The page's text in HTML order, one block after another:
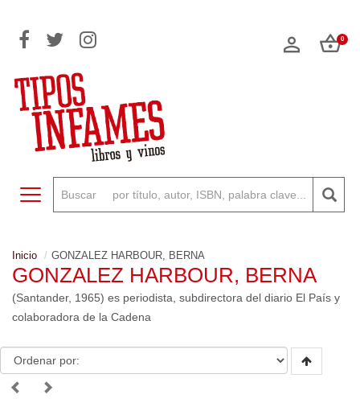
0
Toggle navigation
Inicio GONZALEZ HARBOUR, BERNA
GONZALEZ HARBOUR, BERNA
(Santander, 1965) es periodista, subdirectora del diario El País y
colaboradora de la Cadena